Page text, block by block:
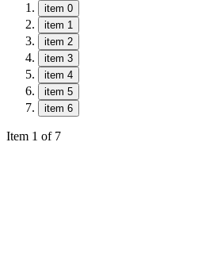
item 0
item 1
item 2
item 3
item 4
item 5
item 6
Item 1 of 7